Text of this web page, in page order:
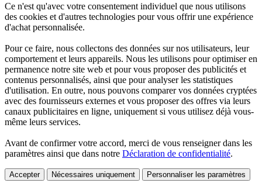
Ce n'est qu'avec votre consentement individuel que nous utilisons
des cookies et d'autres technologies pour vous offrir une expérience
d'achat personnalisée.
Pour ce faire, nous collectons des données sur nos utilisateurs, leur
comportement et leurs appareils. Nous les utilisons pour optimiser en
permanence notre site web et pour vous proposer des publicités et
contenus personnalisés, ainsi que pour analyser les statistiques
d'utilisation. En outre, nous pouvons comparer vos données cryptées
avec des fournisseurs externes et vous proposer des offres via leurs
canaux publicitaires en ligne, uniquement si vous utilisez déjà vous-
même leurs services.
Avant de confirmer votre accord, merci de vous renseigner dans les
paramètres ainsi que dans notre Déclaration de confidentialité.
Accepter Nécessaires uniquement Personnaliser les paramètres